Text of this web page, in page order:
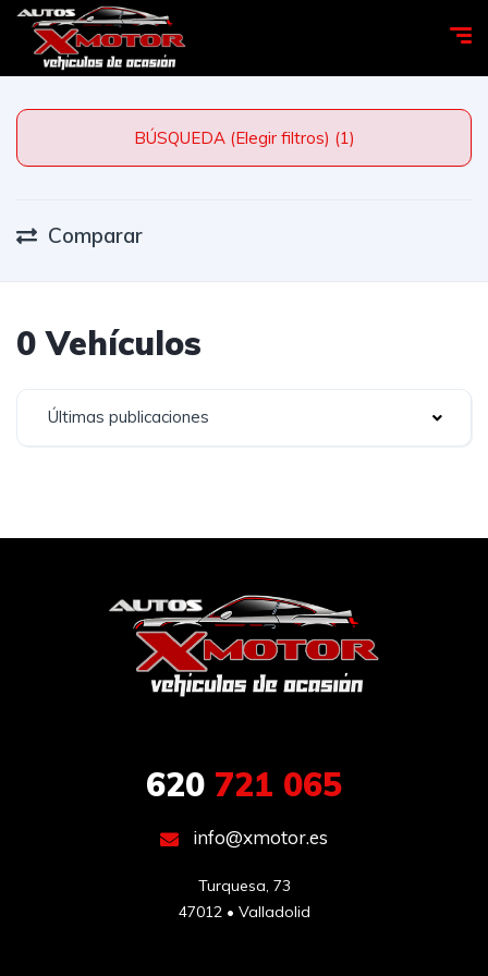
BÚSQUEDA (Elegir filtros) (1)
Comparar
0 Vehículos
Últimas publicaciones
620 721 065
info@xmotor.es
Turquesa, 73
47012 • Valladolid